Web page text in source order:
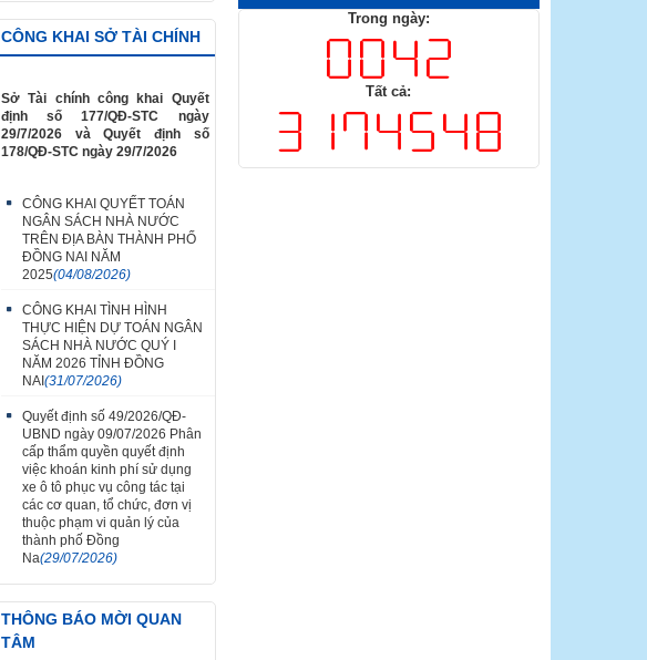
CÔNG KHAI SỞ TÀI CHÍNH
Sở Tài chính công khai Quyết
định số 177/QĐ-STC ngày
29/7/2026 và Quyết định số
178/QĐ-STC ngày 29/7/2026
CÔNG KHAI QUYẾT TOÁN
NGÂN SÁCH NHÀ NƯỚC
TRÊN ĐỊA BÀN THÀNH PHỐ
ĐỒNG NAI NĂM
2025(04/08/2026)
CÔNG KHAI TÌNH HÌNH
THỰC HIỆN DỰ TOÁN NGÂN
SÁCH NHÀ NƯỚC QUÝ I
NĂM 2026 TỈNH ĐỒNG
NAI(31/07/2026)
Quyết định số 49/2026/QĐ-
UBND ngày 09/07/2026 Phân
cấp thẩm quyền quyết định
việc khoán kinh phí sử dụng
xe ô tô phục vụ công tác tại
các cơ quan, tổ chức, đơn vị
thuộc phạm vi quản lý của
thành phố Đồng
Na(29/07/2026)
THÔNG BÁO MỜI QUAN
TÂM
Trong ngày:
Tất cả: